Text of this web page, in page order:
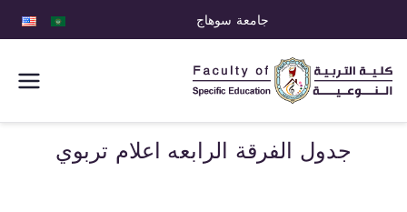
جامعة سوهاج
كلية التربية
النوعية
جدول الفرقة الرابعه اعلام تربوي